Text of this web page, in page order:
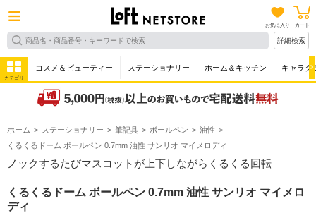
お気に入り カート
詳細検索
カテゴリ
コスメ＆ビューティー ステーショナリー ホーム＆キッチン キャラク
ホーム ステーショナリー 筆記具 ボールペン
油性
くるくるドーム ボールペン 0.7mm 油性 サンリオ マイメロディ
ノックするたびマスコットが上下しながらくるくる回転
くるくるドーム ボールペン 0.7mm 油性 サンリオ マイメロ
ディ